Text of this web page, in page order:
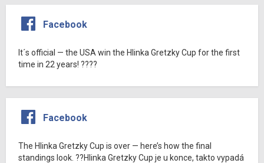
Facebook
It´s official — the USA win the Hlinka Gretzky Cup for the first
time in 22 years! ????
Facebook
The Hlinka Gretzky Cup is over — here’s how the final
standings look. ??Hlinka Gretzky Cup je u konce, takto vypadá